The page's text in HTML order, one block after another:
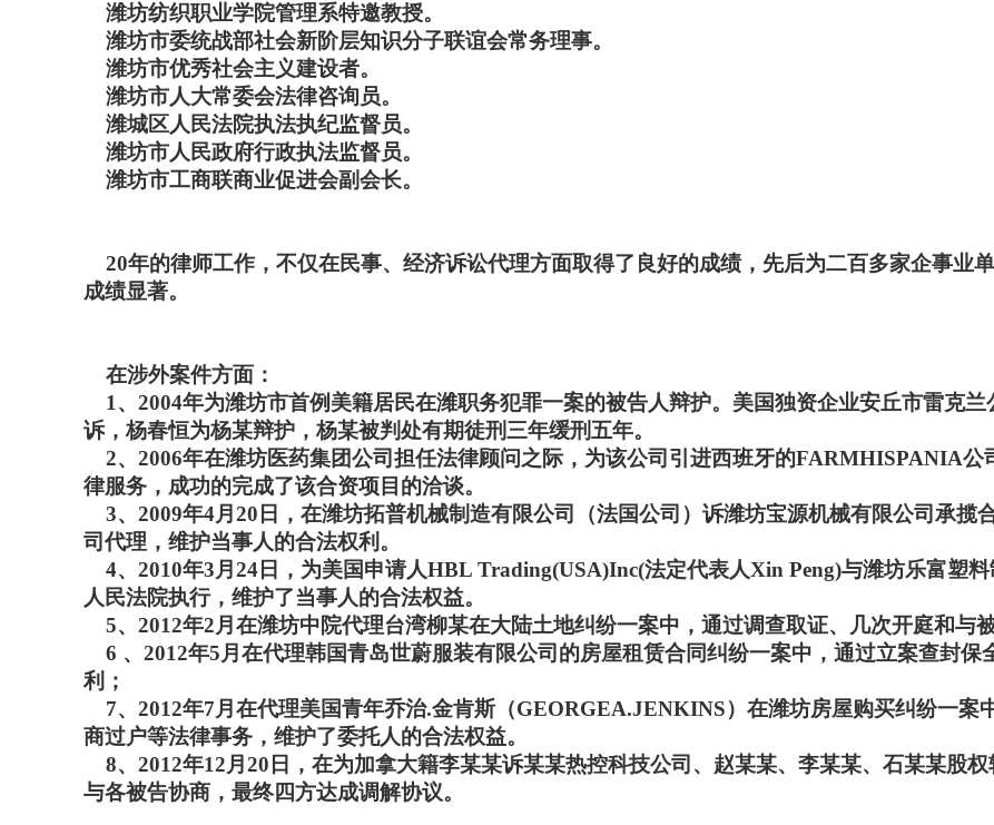
潍坊纺织职业学院管理系特邀教授。
潍坊市委统战部社会新阶层知识分子联谊会常务理事。
潍坊市优秀社会主义建设者。
潍坊市人大常委会法律咨询员。
潍城区人民法院执法执纪监督员。
潍坊市人民政府行政执法监督员。
潍坊市工商联商业促进会副会长。
20年的律师工作，不仅在民事、经济诉讼代理方面取得了良好的成绩，先后为二百多家企事业
成绩显著。
在涉外案件方面：
1、2004年为潍坊市首例美籍居民在潍职务犯罪一案的被告人辩护。美国独资企业安丘市雷克
诉，杨春恒为杨某辩护，杨某被判处有期徒刑三年缓刑五年。
2、2006年在潍坊医药集团公司担任法律顾问之际，为该公司引进西班牙的FARMHISPANIA公
律服务，成功的完成了该合资项目的洽谈。
3、2009年4月20日，在潍坊拓普机械制造有限公司（法国公司）诉潍坊宝源机械有限公司承揽
司代理，维护当事人的合法权利。
4、2010年3月24日，为美国申请人HBL Trading(USA)Inc(法定代表人Xin Peng)与潍坊乐富塑
人民法院执行，维护了当事人的合法权益。
5、2012年2月在潍坊中院代理台湾柳某在大陆土地纠纷一案中，通过调查取证、几次开庭和与
6 、2012年5月在代理韩国青岛世蔚服装有限公司的房屋租赁合同纠纷一案中，通过立案查封保
利；
7、2012年7月在代理美国青年乔治.金肯斯（GEORGEA.JENKINS）在潍坊房屋购买纠纷一案
商过户等法律事务，维护了委托人的合法权益。
8、2012年12月20日，在为加拿大籍李某某诉某某热控科技公司、赵某某、李某某、石某某股
与各被告协商，最终四方达成调解协议。